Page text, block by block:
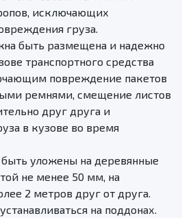
исключающих
груза.
быть размещена и надежно
транспортного средства
повреждение пакетов
ремнями, смещение листов
друг друга и
в кузове во время
уложены на деревянные
не менее 50 мм, на
2 метров друг от друга.
на поддонах.